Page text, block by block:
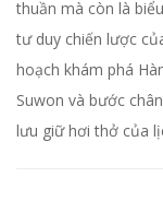
thuần mà còn là
tư duy chiến lược
hoạch khám phá
Suwon và bước
lưu giữ hơi thở của